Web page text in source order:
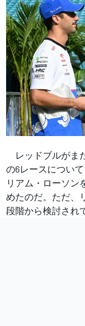
レッドブルがま
の6レースについ
リアム・ローソン
めたのだ。ただ、
段階から検討され